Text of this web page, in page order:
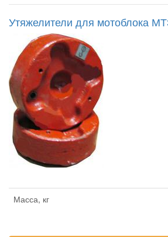
Утяжелители для мотоблока
Масса, кг